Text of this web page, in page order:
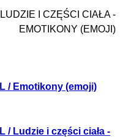
LUDZIE I CZĘŚCI CIAŁA -
EMOTIKONY (EMOJI)
/ Emotikony (emoji)
/ Ludzie i części ciała -